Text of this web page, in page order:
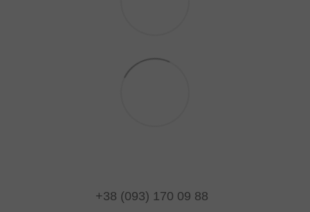
+38 (093) 170 09 88